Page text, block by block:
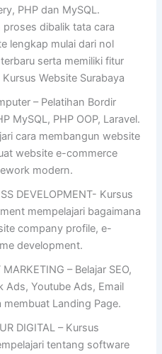
PHP dan MySQL.
proses dibalik tata cara
lengkap mulai dari nol
serta memiliki fitur
Website Surabaya
– Pelatihan Bordir
MySQL, PHP OOP, Laravel.
cara membangun website
website e-commerce
modern.
DEVELOPMENT- Kursus
mempelajari bagaimana
company profile, e-
development.
– Belajar SEO,
Ads, Youtube Ads, Email
Landing Page.
DIGITAL – Kursus
tentang software